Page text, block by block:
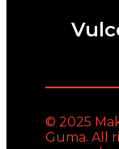
© 2025
Guma. All